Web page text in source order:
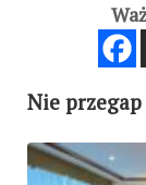
Nie